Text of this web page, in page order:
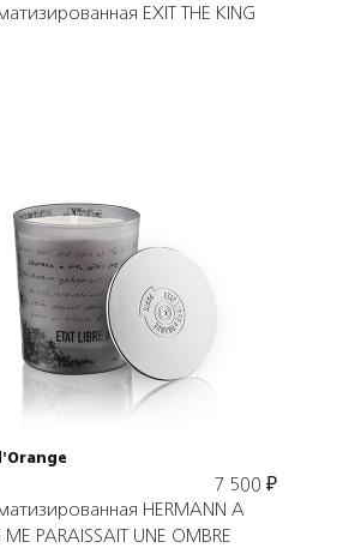
EXIT THE KING
Подробнее
В корзину
7 500 ₽
HERMANN A
ME PARAISSAIT UNE OMBRE